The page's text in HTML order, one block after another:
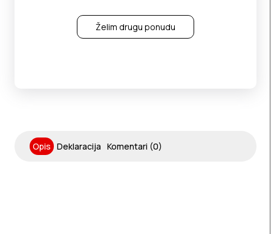
Želim drugu ponudu
Opis Deklaracija Komentari (0)